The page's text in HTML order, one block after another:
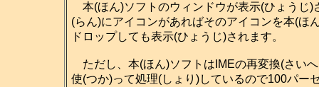
本(ほん)ソフトのウィンドウが表示(ひょうじ)
(らん)にアイコンがあればそのアイコンを本(ほ
ドロップしても表示(ひょうじ)されます。
ただし、本(ほん)ソフトはIMEの再変換(さい
使(つか)って処理(しょり)しているので100パー